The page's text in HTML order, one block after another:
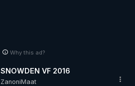
Why this ad?
SNOWDEN VF 2016
ZanoniMaat